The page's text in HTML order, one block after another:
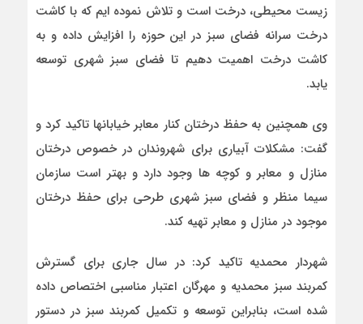
زیست محیطی، درخت است و تلاش نموده ایم که با کاشت
درخت سرانه فضای سبز در این حوزه را افزایش داده و به
کاشت درخت اهمیت دهیم تا فضای سبز شهری توسعه
یابد.
وی همچنین به حفظ درختان کنار معابر خیابانها تاکید کرد و
گفت: مشکلات آبیاری برای شهروندان در خصوص درختان
منازل و معابر و کوچه ها وجود دارد و بهتر است سازمان
سیما منظر و فضای سبز شهری طرحی برای حفظ درختان
موجود در منازل و معابر تهیه کند.
شهردار محمدیه تاکید کرد: در سال جاری برای گسترش
کمربند سبز محمدیه و مهرگان اعتبار مناسبی اختصاص داده
شده است، بنابراین توسعه و تکمیل کمربند سبز در دستور